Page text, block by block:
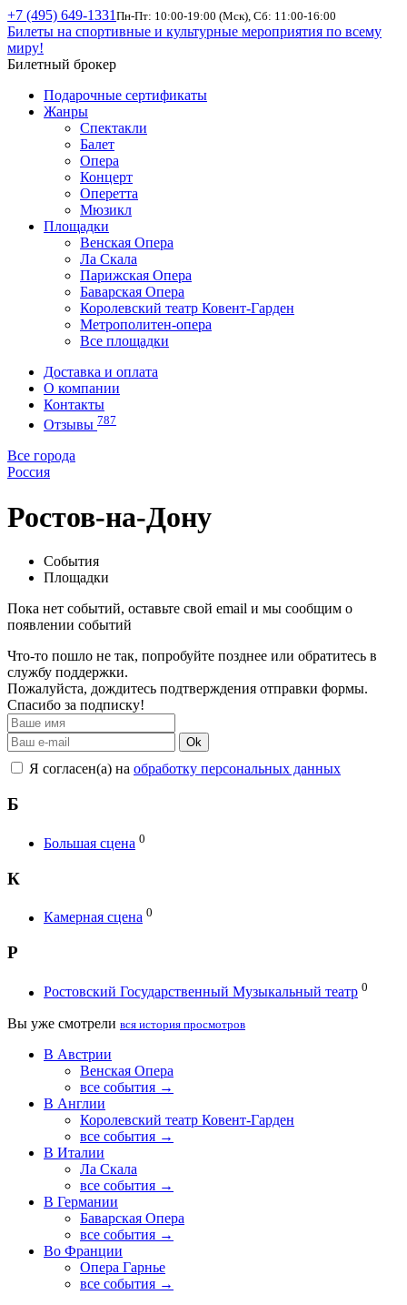
+7 (495) 649-1331 Пн-Пт: 10:00-19:00 (Мск), Сб: 11:00-16:00
Билеты на спортивные и культурные мероприятия по всему
миру!
Билетный брокер
Подарочные сертификаты
Жанры
Спектакли
Балет
Опера
Концерт
Оперетта
Мюзикл
Площадки
Венская Опера
Ла Скала
Парижская Опера
Баварская Опера
Королевский театр Ковент-Гарден
Метрополитен-опера
Все площадки
Доставка и оплата
О компании
Контакты
Отзывы 787
Все города
Россия
Ростов-на-Дону
События
Площадки
Пока нет событий, оставьте свой email и мы сообщим о
появлении событий
Что-то пошло не так, попробуйте позднее или обратитесь в
службу поддержки.
Пожалуйста, дождитесь подтверждения отправки формы.
Спасибо за подписку!
Ok
Я согласен(а) на обработку персональных данных
Б
Большая сцена 0
К
Камерная сцена 0
Р
Ростовский Государственный Музыкальный театр 0
Вы уже смотрели вся история просмотров
В Австрии
Венская Опера
все события →
В Англии
Королевский театр Ковент-Гарден
все события →
В Италии
Ла Скала
все события →
В Германии
Баварская Опера
все события →
Во Франции
Опера Гарнье
все события →